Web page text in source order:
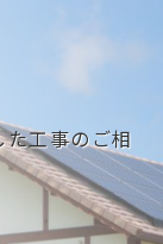
工事のご相